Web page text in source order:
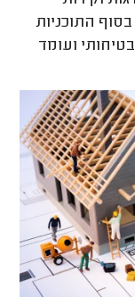
התוכניות
ועומד